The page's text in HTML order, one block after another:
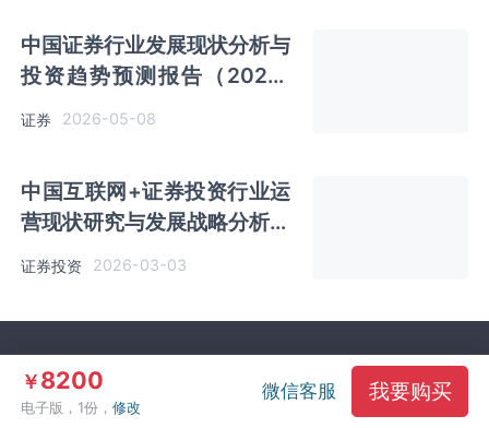
中国证券行业发展现状分析与
投资趋势预测报告（2026-
证券 2026-05-08
中国互联网+证券投资行业运
营现状研究与发展战略分析报
证券投资 2026-03-03
￥8200
电子版，1份，修改
微信客服 我要购买
关于我们 联系我们